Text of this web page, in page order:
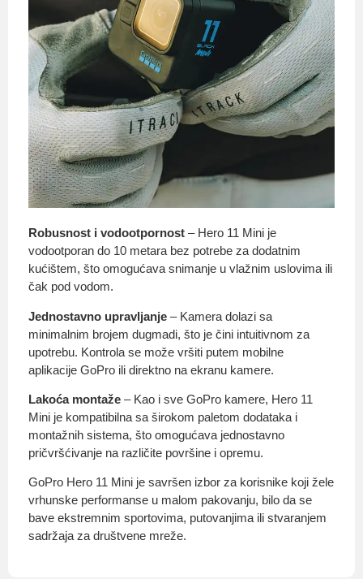
Robusnost i vodootpornost – Hero 11 Mini je
vodootporan do 10 metara bez potrebe za dodatnim
kućištem, što omogućava snimanje u vlažnim uslovima ili
čak pod vodom.
Jednostavno upravljanje – Kamera dolazi sa
minimalnim brojem dugmadi, što je čini intuitivnom za
upotrebu. Kontrola se može vršiti putem mobilne
aplikacije GoPro ili direktno na ekranu kamere.
Lakoća montaže – Kao i sve GoPro kamere, Hero 11
Mini je kompatibilna sa širokom paletom dodataka i
montažnih sistema, što omogućava jednostavno
pričvršćivanje na različite površine i opremu.
GoPro Hero 11 Mini je savršen izbor za korisnike koji žele
vrhunske performanse u malom pakovanju, bilo da se
bave ekstremnim sportovima, putovanjima ili stvaranjem
sadržaja za društvene mreže.